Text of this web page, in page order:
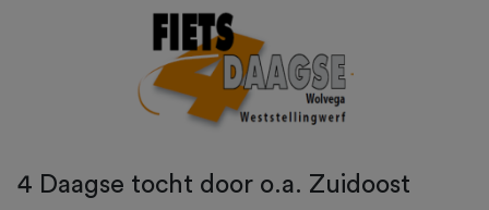
4 Daagse tocht door o.a. Zuidoost